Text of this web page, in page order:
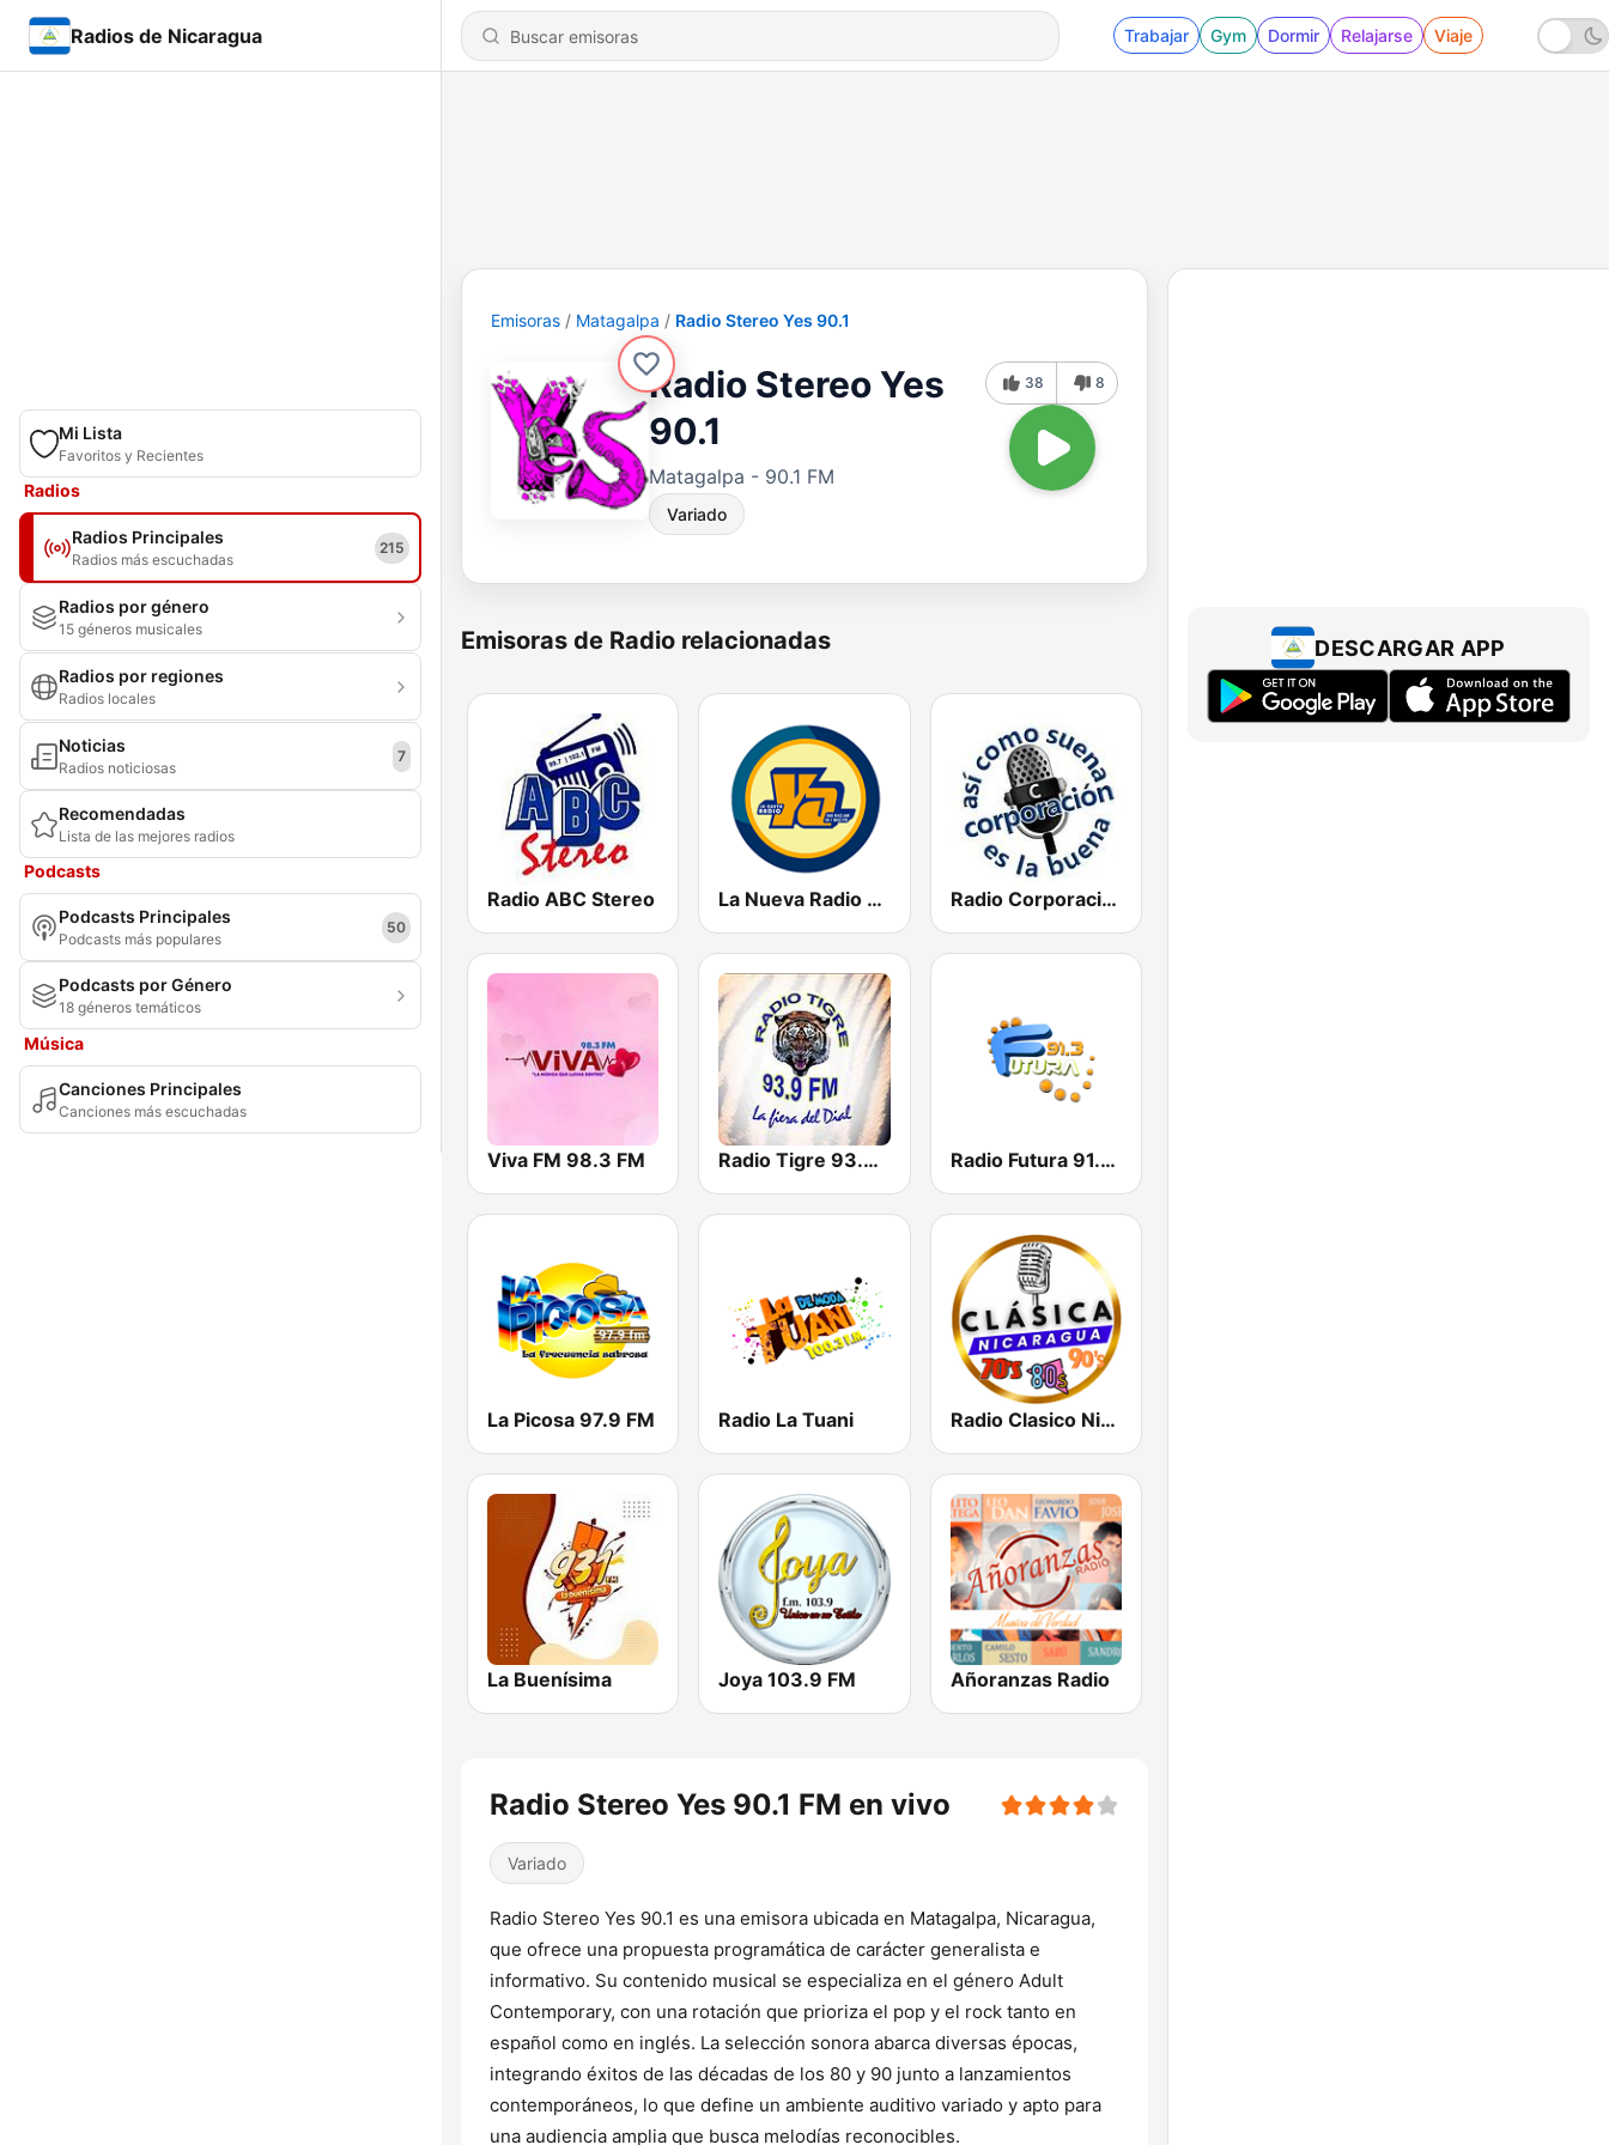
Radios de Nicaragua Trabajar Gym Dormir Relajarse Viaje
Mi Lista
Favoritos y Recientes
Radios
Radios Principales
Radios más escuchadas
215
Radios por género
15 géneros musicales
Radios por regiones
Radios locales
Noticias
Radios noticiosas
7
Recomendadas
Lista de las mejores radios
Podcasts
Podcasts Principales
Podcasts más populares
50
Podcasts por Género
18 géneros temáticos
Música
Canciones Principales
Canciones más escuchadas
Emisoras Matagalpa Radio Stereo Yes 90.1
Radio Stereo Yes
90.1
Matagalpa - 90.1 FM
Variado
38 8
Emisoras de Radio relacionadas
Radio ABC Stereo La Nueva Radio Ya 600 Radio Corporación (YNOW)
Viva FM 98.3 FM Radio Tigre 93.9 FM Radio Futura 91.3 FM
La Picosa 97.9 FM Radio La Tuani Radio Clasico Nicaragua
La Buenísima Joya 103.9 FM Añoranzas Radio
Radio Stereo Yes 90.1 FM en vivo
Variado
Radio Stereo Yes 90.1 es una emisora ubicada en Matagalpa, Nicaragua,
que ofrece una propuesta programática de carácter generalista e
informativo. Su contenido musical se especializa en el género Adult
Contemporary, con una rotación que prioriza el pop y el rock tanto en
español como en inglés. La selección sonora abarca diversas épocas,
integrando éxitos de las décadas de los 80 y 90 junto a lanzamientos
contemporáneos, lo que define un ambiente auditivo variado y apto para
una audiencia amplia que busca melodías reconocibles.
DESCARGAR APP